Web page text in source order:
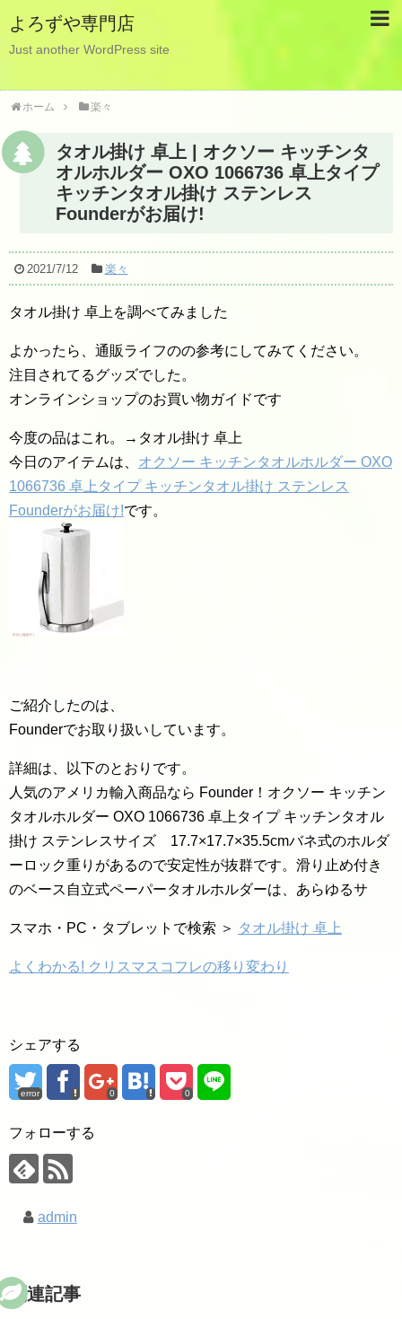
よろずや専門店
Just another WordPress site
ホーム 楽々
タオル掛け 卓上 | オクソー キッチンタ
オルホルダー OXO 1066736 卓上タイプ
キッチンタオル掛け ステンレス
Founderがお届け!
2021/7/12 楽々
タオル掛け 卓上を調べてみました
よかったら、通販ライフのの参考にしてみてください。
注目されてるグッズでした。
オンラインショップのお買い物ガイドです
今度の品はこれ。→タオル掛け 卓上
今日のアイテムは、 オクソー キッチンタオルホルダー OXO
1066736 卓上タイプ キッチンタオル掛け ステンレス
Founderがお届け!です。
ご紹介したのは、
Founderでお取り扱いしています。
詳細は、以下のとおりです。
人気のアメリカ輸入商品なら Founder！オクソー キッチン
タオルホルダー OXO 1066736 卓上タイプ キッチンタオル
掛け ステンレスサイズ 17.7×17.7×35.5cmバネ式のホルダ
ーロック重りがあるので安定性が抜群です。滑り止め付き
のベース自立式ペーパータオルホルダーは、あらゆるサ
スマホ・PC・タブレットで検索 ＞ タオル掛け 卓上
よくわかる! クリスマスコフレの移り変わり
シェアする
error 0 0
フォローする
admin
関連記事